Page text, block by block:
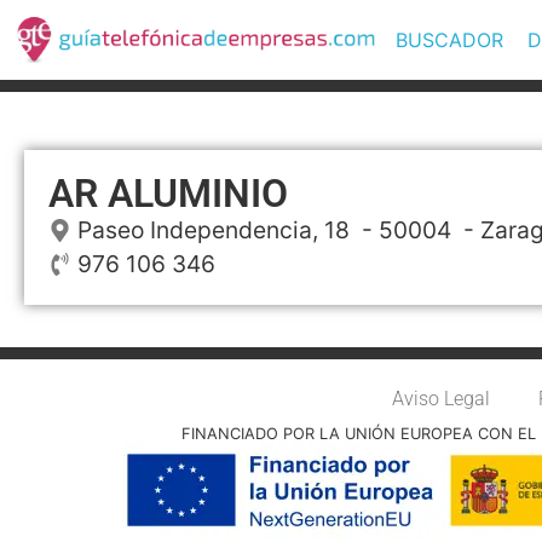
BUSCADOR
AR ALUMINIO
Paseo Independencia, 18 - 50004 -
976 106 346
Aviso Legal
FINANCIADO POR LA UNIÓN EUROPEA CON